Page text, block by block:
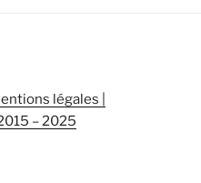
légales
– 2025